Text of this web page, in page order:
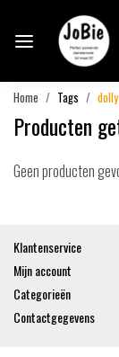
Home Tags dolly
Producten
Geen producten
Klantenservice
Mijn account
Categorieën
Contactgegevens